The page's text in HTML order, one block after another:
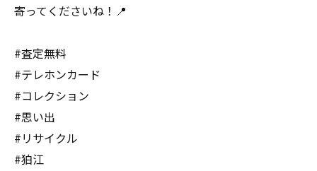
寄ってくださいね！📍
#査定無料
#テレホンカード
#コレクション
#思い出
#リサイクル
#狛江